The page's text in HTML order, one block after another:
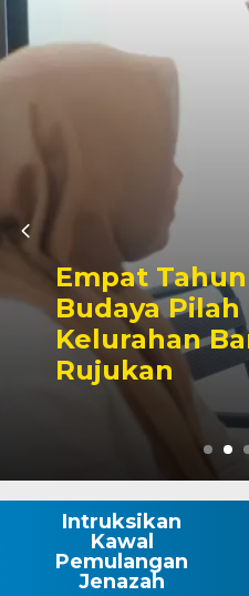
Kapolres
Senpi,
serta
Personil
Intruksikan
Kawal
Pemulangan
Jenazah